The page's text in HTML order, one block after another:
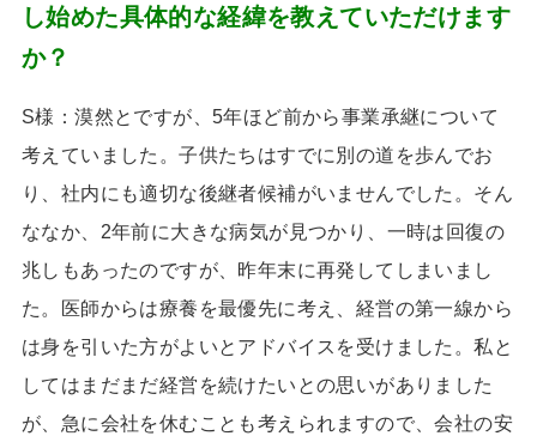
し始めた具体的な経緯を教えていただけます
か？
S様：漠然とですが、 5年ほど前から事業承継について
考えていました。子供たちはすでに別の道を歩んでお
り、社内にも適切な後継者候補がいませんでした。そん
ななか、 2年前に大きな病気が見つかり、一時は回復の
兆しもあったのですが、昨年末に再発してしまいまし
た。医師からは療養を最優先に考え、経営の第一線から
は身を引いた方がよいとアドバイスを受けました。私と
してはまだまだ経営を続けたいとの思いがありました
が、急に会社を休むことも考えられますので、会社の安